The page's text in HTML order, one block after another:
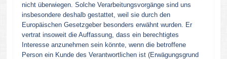
nicht überwiegen. Solche Verarbeitungsvorgänge sind uns
insbesondere deshalb gestattet, weil sie durch den
Europäischen Gesetzgeber besonders erwähnt wurden. Er
vertrat insoweit die Auffassung, dass ein berechtigtes
Interesse anzunehmen sein könnte, wenn die betroffene
Person ein Kunde des Verantwortlichen ist (Erwägungsgrund